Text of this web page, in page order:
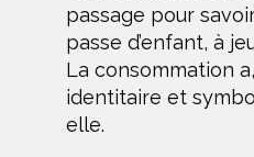
passage pour
passe d’enfant, à
La consommation
identitaire et
elle.